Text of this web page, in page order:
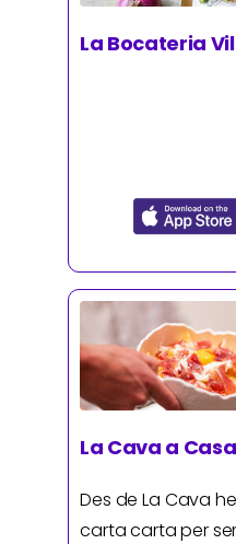
La Bocateria
La Cava a Casa
Des de La Cava
carta carta per